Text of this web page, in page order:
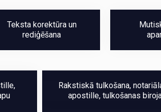
Teksta korektūra un
rediģēšana
Rakstiskā tulkošana,
apostille, tulkošanas